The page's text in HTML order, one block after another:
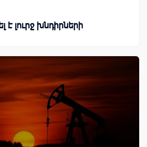
է լուրջ խնդիրների